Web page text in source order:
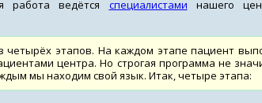
работа ведётся специалистами нашего
четырёх этапов. На каждом этапе пациент
центра. Но строгая программа не
мы находим свой язык. Итак, четыре этапа: